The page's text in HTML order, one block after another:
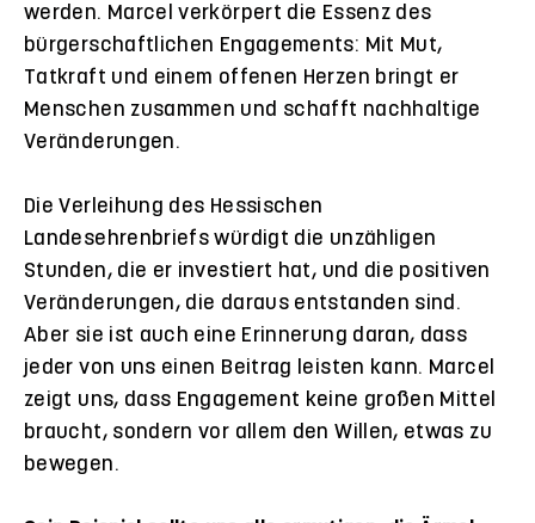
werden. Marcel verkörpert die Essenz des
bürgerschaftlichen Engagements: Mit Mut,
Tatkraft und einem offenen Herzen bringt er
Menschen zusammen und schafft nachhaltige
Veränderungen.
Die Verleihung des Hessischen
Landesehrenbriefs würdigt die unzähligen
Stunden, die er investiert hat, und die positiven
Veränderungen, die daraus entstanden sind.
Aber sie ist auch eine Erinnerung daran, dass
jeder von uns einen Beitrag leisten kann. Marcel
zeigt uns, dass Engagement keine großen Mittel
braucht, sondern vor allem den Willen, etwas zu
bewegen.